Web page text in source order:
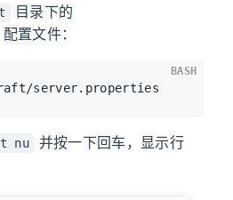
目录下的
配置文件：
server.properties
BASH
nu
并按一下回车，显示行